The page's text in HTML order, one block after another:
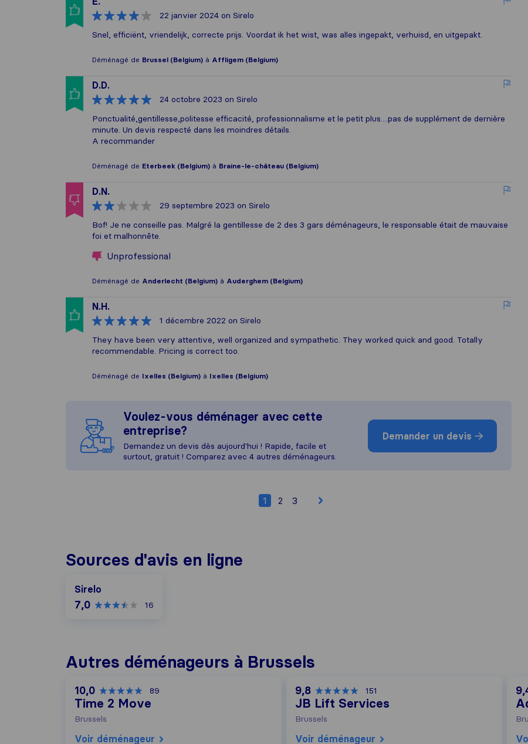
22 janvier 2024 on Sirelo
Snel, efficiënt, vriendelijk, correcte prijs. Voordat ik het wist, was alles ingepakt, verhuisd, en uitgepakt.
Déménagé de Brussel (Belgium) à Affligem (Belgium)
D.D.
24 octobre 2023 on Sirelo
Ponctualité,gentillesse,politesse efficacité, professionnalisme et le petit plus....pas de supplément de dernière
minute. Un devis respecté dans les moindres détails.
A recommander
Déménagé de Eterbeek (Belgium) à Braine-le-château (Belgium)
D.N.
29 septembre 2023 on Sirelo
Bof! Je ne conseille pas. Malgré la gentillesse de 2 des 3 gars déménageurs, le responsable était de mauvaise
foi et malhonnête.
Unprofessional
Déménagé de Anderlecht (Belgium) à Auderghem (Belgium)
N.H.
1 décembre 2022 on Sirelo
They have been very attentive, well organized and sympathetic. They worked quick and good. Totally
recommendable. Pricing is correct too.
Déménagé de Ixelles (Belgium) à Ixelles (Belgium)
Voulez-vous déménager avec cette
entreprise?
Demandez un devis dès aujourd'hui ! Rapide, facile et
surtout, gratuit ! Comparez avec 4 autres déménageurs.
Demander un devis
1 2 3
Sources d'avis en ligne
Sirelo
7,0 16
Autres déménageurs à Brussels
10,0 89
Time 2 Move
Brussels
Voir déménageur
9,8 151
JB Lift Services
Brussels
Voir déménageur